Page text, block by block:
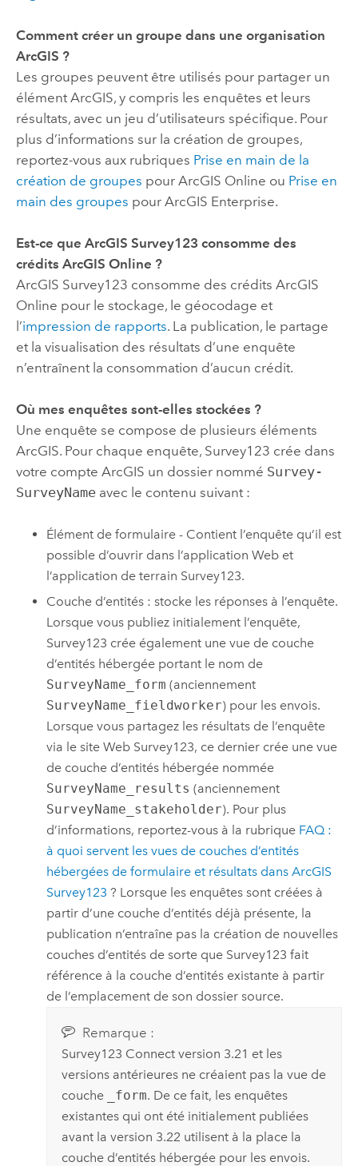
Comment créer un groupe dans une organisation
ArcGIS ?
Les groupes peuvent être utilisés pour partager un
élément ArcGIS, y compris les enquêtes et leurs
résultats, avec un jeu d’utilisateurs spécifique. Pour
plus d’informations sur la création de groupes,
reportez-vous aux rubriques Prise en main de la
création de groupes pour ArcGIS Online ou Prise en
main des groupes pour ArcGIS Enterprise.
Est-ce que ArcGIS Survey123 consomme des
crédits ArcGIS Online ?
ArcGIS Survey123 consomme des crédits ArcGIS
Online pour le stockage, le géocodage et
l’impression de rapports. La publication, le partage
et la visualisation des résultats d’une enquête
n’entraînent la consommation d’aucun crédit.
Où mes enquêtes sont-elles stockées ?
Une enquête se compose de plusieurs éléments
ArcGIS. Pour chaque enquête, Survey123 crée dans
votre compte ArcGIS un dossier nommé Survey-
SurveyNameavec le contenu suivant :
Élément de formulaire - Contient l’enquête qu’il est
possible d’ouvrir dans l’application Web et
l’application de terrain Survey123.
Couche d’entités : stocke les réponses à l’enquête.
Lorsque vous publiez initialement l’enquête,
Survey123 crée également une vue de couche
d’entités hébergée portant le nom de
SurveyName_form (anciennement
SurveyName_fieldworker) pour les envois.
Lorsque vous partagez les résultats de l’enquête
via le site Web Survey123, ce dernier crée une vue
de couche d’entités hébergée nommée
SurveyName_results (anciennement
SurveyName_stakeholder). Pour plus
d’informations, reportez-vous à la rubrique FAQ :
à quoi servent les vues de couches d’entités
hébergées de formulaire et résultats dansArcGIS
Survey123 ? Lorsque les enquêtes sont créées à
partir d’une couche d’entités déjà présente, la
publication n’entraîne pas la création de nouvelles
couches d’entités de sorte que Survey123 fait
référence à la couche d’entités existante à partir
de l’emplacement de son dossier source.
Remarque :
Survey123 Connectversion 3.21 et les
versions antérieures ne créaient pas la vue de
couche
_form. De ce fait, les enquêtes
existantes qui ont été initialement publiées
avant la version 3.22 utilisent à la place la
couche d’entités hébergée pour les envois.